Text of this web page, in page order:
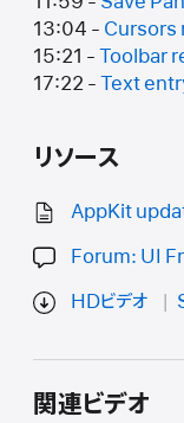
13:04 - Cursors
15:21 - Toolbar
17:22 - Text
リソース
AppKit
Forum: UI
HDビデオ
関連ビデオ